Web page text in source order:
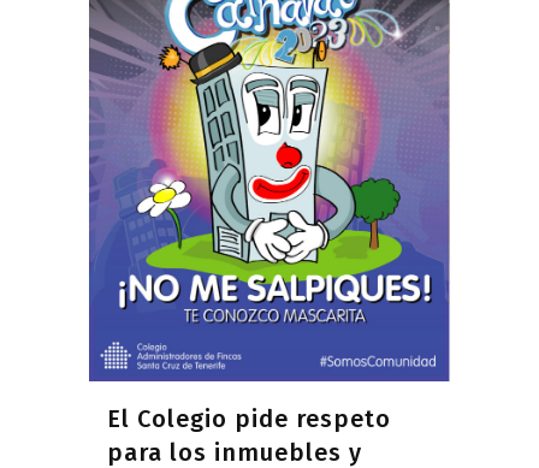
El Colegio pide respeto
para los inmuebles y